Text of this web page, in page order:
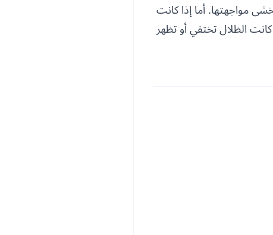
مواجهتها. أما إذا كانت
الظلال تختفي أو تظهر